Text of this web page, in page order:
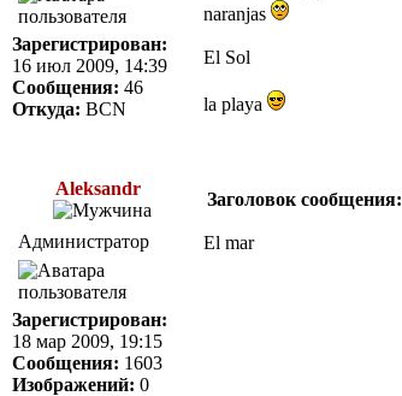
Зарегистрирован:
16 июл 2009, 14:39
Сообщения: 46
Откуда: BCN
naranjas
El Sol
la playa
Aleksandr
Заголовок сообщения:
Администратор
Зарегистрирован:
18 мар 2009, 19:15
Сообщения: 1603
Изображений: 0
El mar